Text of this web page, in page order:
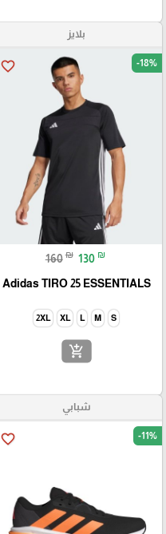
بلايز
favorite_border -18%
160 ₪ 130 ₪
Adidas TIRO 25 ESSENTIALS
S
M
L
XL
2XL
add_shopping_cart
شبابي
favorite_border -11%